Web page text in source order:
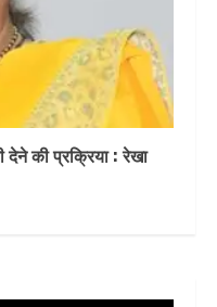
की प्रक्रिया : रेखा